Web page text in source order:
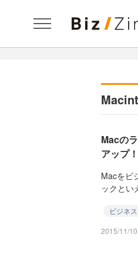
Macの
アップ！
Macをビ
ックとい
ビジネ
2015/11/10